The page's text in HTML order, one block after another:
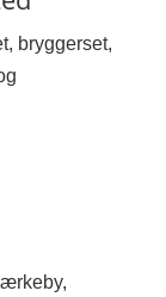
bryggerset,